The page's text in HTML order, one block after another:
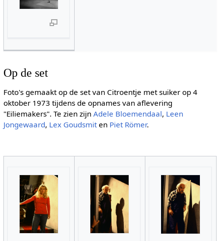
Op de set
Foto's gemaakt op de set van Citroentje met suiker op 4
oktober 1973 tijdens de opnames van aflevering
"Eiliemakers". Te zien zijn Adele Bloemendaal, Leen
Jongewaard, Lex Goudsmiten Piet Römer.